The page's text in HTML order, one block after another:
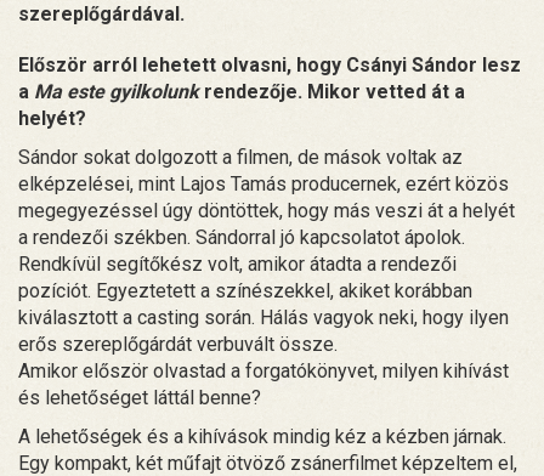
szereplőgárdával.
Először arról lehetett olvasni, hogy Csányi Sándor lesz
a Ma este gyilkolunkrendezője. Mikor vetted át a
helyét?
Sándor sokat dolgozott a filmen, de mások voltak az
elképzelései, mint Lajos Tamás producernek, ezért közös
megegyezéssel úgy döntöttek, hogy más veszi át a helyét
a rendezői székben. Sándorral jó kapcsolatot ápolok.
Rendkívül segítőkész volt, amikor átadta a rendezői
pozíciót. Egyeztetett a színészekkel, akiket korábban
kiválasztott a casting során. Hálás vagyok neki, hogy ilyen
erős szereplőgárdát verbuvált össze.
Amikor először olvastad a forgatókönyvet, milyen kihívást
és lehetőséget láttál benne?
A lehetőségek és a kihívások mindig kéz a kézben járnak.
Egy kompakt, két műfajt ötvöző zsánerfilmet képzeltem el,